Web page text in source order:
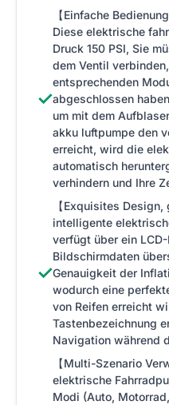
✓
【Einfache
Diese elektrische
Druck 150 PSI, Sie
dem Ventil
entsprechenden
abgeschlossen
um mit dem
akku luftpumpe den
erreicht, wird die
automatisch
verhindern und Ihre
✓
【Exquisites
intelligente
verfügt über ein
Bildschirmdaten
Genauigkeit der
wodurch eine
von Reifen erreicht
Tastenbezeichnung
Navigation während
【Multi-Szenario
elektrische
Modi (Auto,